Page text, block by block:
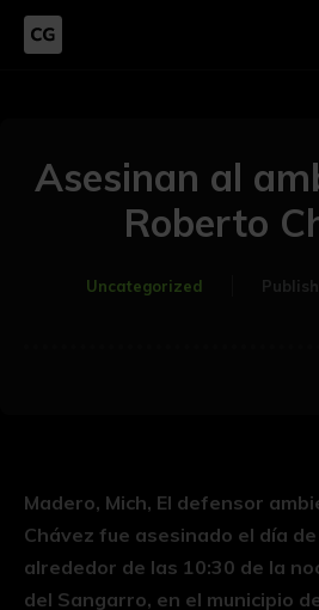
Asesinan al
Roberto
Uncategorized
Madero, Mich, El defensor
Chávez fue asesinado el día
alrededor de las 10:30 de la
del Sangarro, en el municipio